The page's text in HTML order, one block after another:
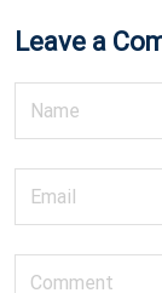
Leave a